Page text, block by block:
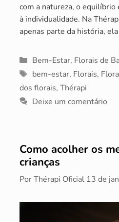
com a natureza, o
à individualidade. Na
apenas parte da história,
Categorias
Bem-Estar, Florais de
Tags
bem-estar, Florais,
dos florais, Thérapi
Deixe um comentário
Como acolher os
crianças
PorThérapi Oficial 13 de